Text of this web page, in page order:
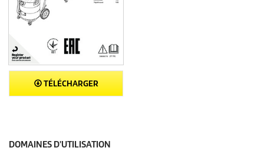
TÉLÉCHARGER
DOMAINES D'UTILISATION